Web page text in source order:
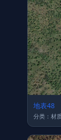
地表48